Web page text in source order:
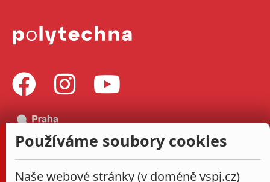
Používáme soubory cookies
Naše webové stránky (v doméně vspj.cz)